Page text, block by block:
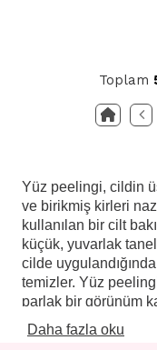
Toplam
Yüz peelingi, cildin
ve birikmiş kirleri
kullanılan bir cilt
küçük, yuvarlak
cilde
temizler. Yüz
parlak bir görünüm
Yüz peelinginin
Daha fazla oku